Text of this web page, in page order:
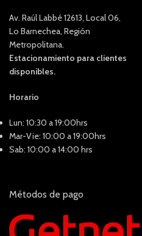
Av. Raúl Labbé 12613, Local 06,
Lo Barnechea, Región
Metropolitana.
Estacionamiento para clientes
disponibles.
Horario
Lun: 10:30 a 19:00hrs
Mar-Vie: 10:00 a 19:00hrs
Sab: 10:00 a 14:00 hrs
Métodos de pago